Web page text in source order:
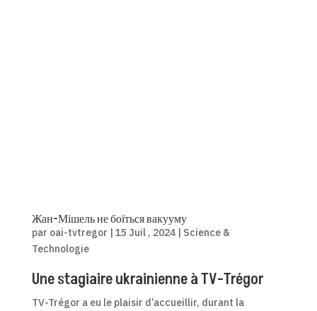
Жан-Мішель не боїться вакууму
par oai-tvtregor | 15 Juil , 2024| Science &
Technologie
Une stagiaire ukrainienne à TV-Trégor
TV-Trégor a eu le plaisir d’accueillir, durant la